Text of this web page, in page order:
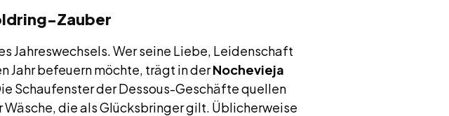
Zauber
Jahreswechsels. Wer seine Liebe, Leidenschaft
Jahr befeuern möchte, trägt in derNochevieja
Schaufenster der Dessous-Geschäfte quellen
die als Glücksbringer gilt. Üblicherweise